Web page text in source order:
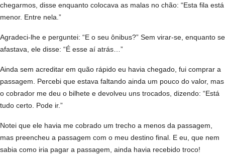
chegarmos, disse enquanto colocava as malas no chão: “Esta fila está
menor. Entre nela.”
Agradeci-lhe e perguntei: “E o seu ônibus?” Sem virar-se, enquanto se
afastava, ele disse: “É esse aí atrás…”
Ainda sem acreditar em quão rápido eu havia chegado, fui comprar a
passagem. Percebi que estava faltando ainda um pouco do valor, mas
o cobrador me deu o bilhete e devolveu uns trocados, dizendo: “Está
tudo certo. Pode ir.”
Notei que ele havia me cobrado um trecho a menos da passagem,
mas preencheu a passagem com o meu destino final. E eu, que nem
sabia como iria pagar a passagem, ainda havia recebido troco!